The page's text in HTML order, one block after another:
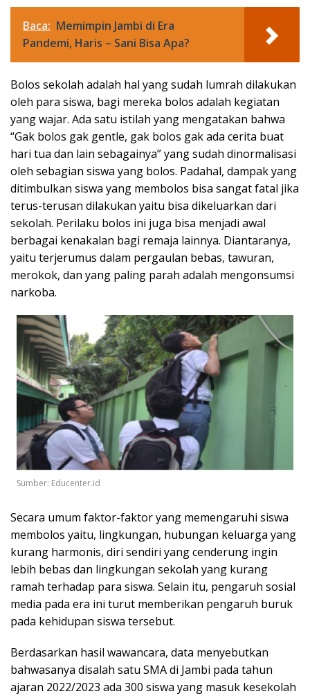
Baca: Memimpin Jambi di Era
Pandemi, Haris – Sani Bisa Apa?
Bolos sekolah adalah hal yang sudah lumrah dilakukan
oleh para siswa, bagi mereka bolos adalah kegiatan
yang wajar. Ada satu istilah yang mengatakan bahwa
“Gak bolos gak gentle, gak bolos gak ada cerita buat
hari tua dan lain sebagainya” yang sudah dinormalisasi
oleh sebagian siswa yang bolos. Padahal, dampak yang
ditimbulkan siswa yang membolos bisa sangat fatal jika
terus-terusan dilakukan yaitu bisa dikeluarkan dari
sekolah. Perilaku bolos ini juga bisa menjadi awal
berbagai kenakalan bagi remaja lainnya. Diantaranya,
yaitu terjerumus dalam pergaulan bebas, tawuran,
merokok, dan yang paling parah adalah mengonsumsi
narkoba.
Sumber: Educenter.id
Secara umum faktor-faktor yang memengaruhi siswa
membolos yaitu, lingkungan, hubungan keluarga yang
kurang harmonis, diri sendiri yang cenderung ingin
lebih bebas dan lingkungan sekolah yang kurang
ramah terhadap para siswa. Selain itu, pengaruh sosial
media pada era ini turut memberikan pengaruh buruk
pada kehidupan siswa tersebut.
Berdasarkan hasil wawancara, data menyebutkan
bahwasanya disalah satu SMA di Jambi pada tahun
ajaran 2022/2023 ada 300 siswa yang masuk kesekolah